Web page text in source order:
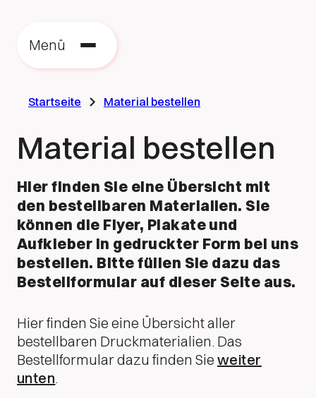
Menü
Startseite Material bestellen
Material bestellen
Hier finden Sie eine Übersicht mit
den bestellbaren Materialien. Sie
können die Flyer, Plakate und
Aufkleber in gedruckter Form bei uns
bestellen. Bitte füllen Sie dazu das
Bestellformular auf dieser Seite aus.
Hier finden Sie eine Übersicht aller
bestellbaren Druckmaterialien. Das
Bestellformular dazu finden Sie weiter
unten.